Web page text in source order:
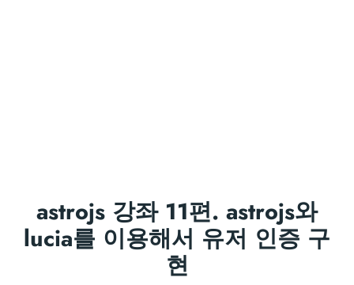
astrojs 강좌 11편. astrojs와
lucia를 이용해서 유저 인증 구
현